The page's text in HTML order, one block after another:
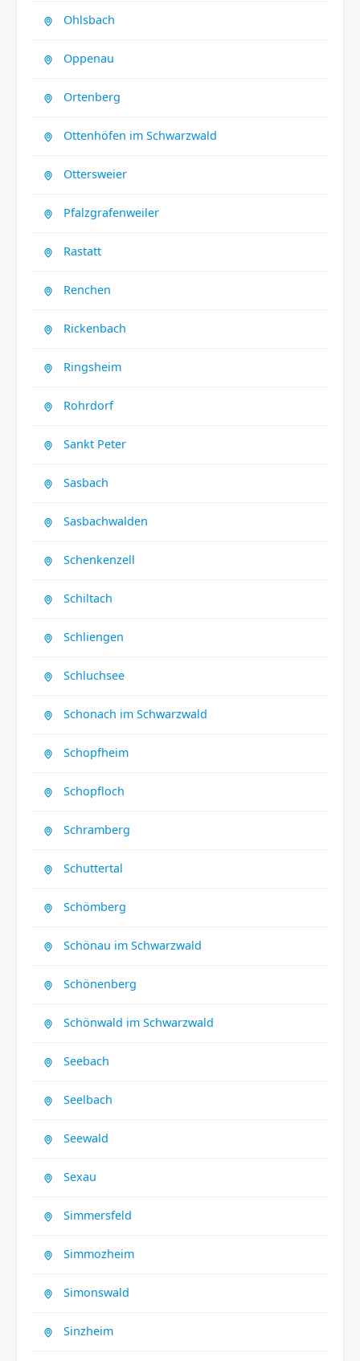
Ohlsbach
Oppenau
Ortenberg
Ottenhöfen im Schwarzwald
Ottersweier
Pfalzgrafenweiler
Rastatt
Renchen
Rickenbach
Ringsheim
Rohrdorf
Sankt Peter
Sasbach
Sasbachwalden
Schenkenzell
Schiltach
Schliengen
Schluchsee
Schonach im Schwarzwald
Schopfheim
Schopfloch
Schramberg
Schuttertal
Schömberg
Schönau im Schwarzwald
Schönenberg
Schönwald im Schwarzwald
Seebach
Seelbach
Seewald
Sexau
Simmersfeld
Simmozheim
Simonswald
Sinzheim